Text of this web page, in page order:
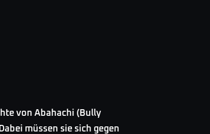
von Abahachi (Bully
müssen sie sich gegen